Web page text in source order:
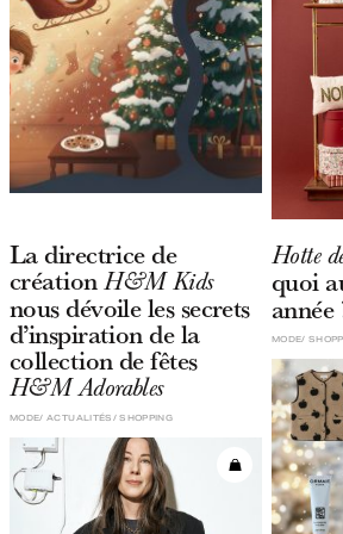
La directrice de
créationH&M Kids
nous dévoile les secrets
d’inspiration de la
collection de fêtes
H&M Adorables
ACTUALITÉS
MODE SHOPPING
Hotte
quoi
année
MODE